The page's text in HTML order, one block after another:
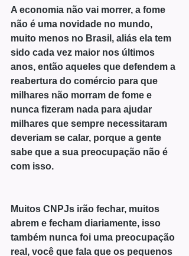
A economia não vai morrer, a fome
não é uma novidade no mundo,
muito menos no Brasil, aliás ela tem
sido cada vez maior nos últimos
anos, então aqueles que defendem a
reabertura do comércio para que
milhares não morram de fome e
nunca fizeram nada para ajudar
milhares que sempre necessitaram
deveriam se calar, porque a gente
sabe que a sua preocupação não é
com isso.
Muitos CNPJs irão fechar, muitos
abrem e fecham diariamente, isso
também nunca foi uma preocupação
real, você que fala que os pequenos